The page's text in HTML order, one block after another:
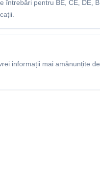
întrebări pentru BE, CE, DE,
informații mai amănunțite